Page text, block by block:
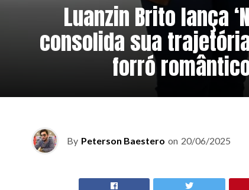
Luanzin Brito lança
consolida sua
forró
By Peterson Baestero on 20/06/2025